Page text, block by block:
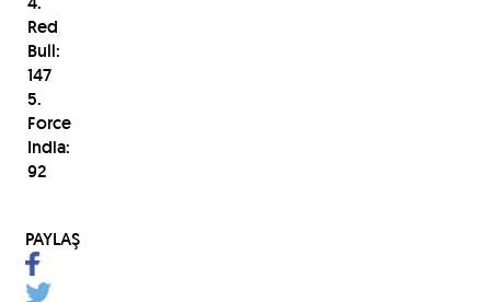
Red
Bull:
147
5.
Force
India:
92
PAYLAŞ